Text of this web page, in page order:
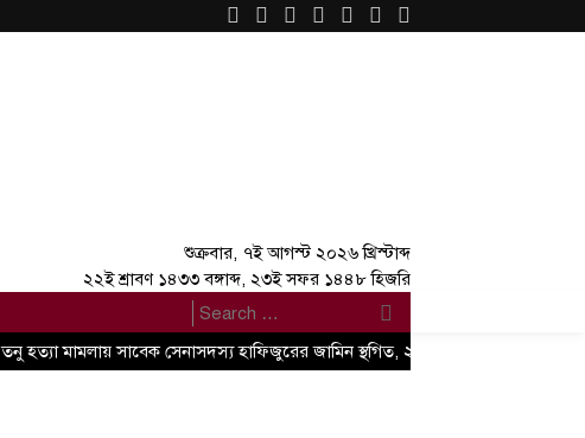
শুক্রবার, ৭ই আগস্ট ২০২৬ খ্রিস্টাব্দ
২২ই শ্রাবণ ১৪৩৩ বঙ্গাব্দ, ২৩ই সফর ১৪৪৮ হিজরি
×
তনু হত্যা মামলায় সাবেক সেনাসদস্য হাফিজুরের জামিন স্থগিত, ২৪ ঘণ্টার মধ্যে